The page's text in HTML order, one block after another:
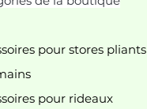
pour stores pliants
pour rideaux